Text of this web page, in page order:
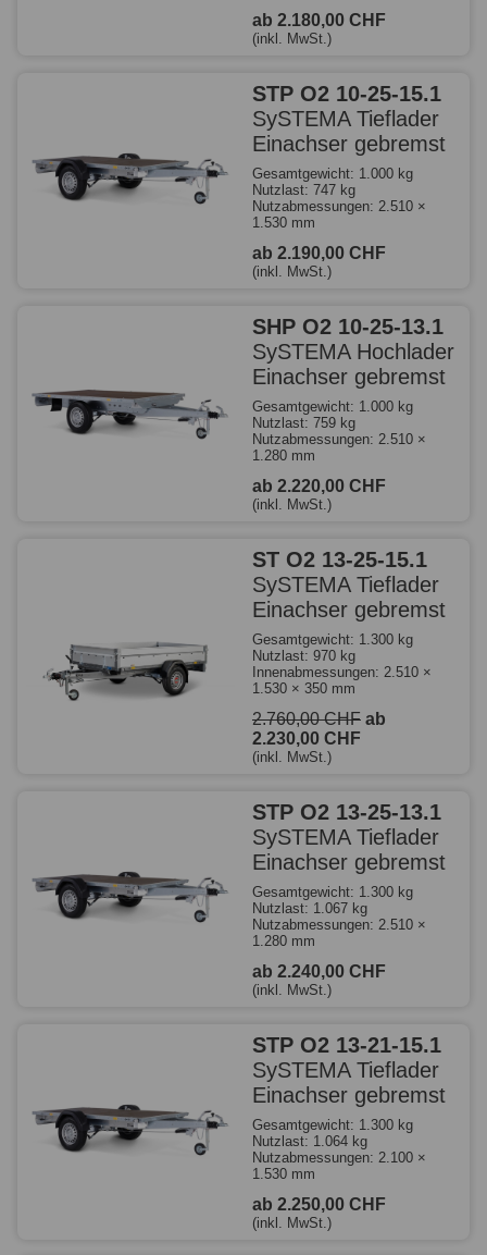
ab 2.180,00 CHF
(inkl. MwSt.)
STP O2 10-25-15.1
SySTEMA Tieflader
Einachser gebremst
Gesamtgewicht: 1.000 kg
Nutzlast: 747 kg
Nutzabmessungen: 2.510 ×
1.530 mm
ab 2.190,00 CHF
(inkl. MwSt.)
SHP O2 10-25-13.1
SySTEMA Hochlader
Einachser gebremst
Gesamtgewicht: 1.000 kg
Nutzlast: 759 kg
Nutzabmessungen: 2.510 ×
1.280 mm
ab 2.220,00 CHF
(inkl. MwSt.)
ST O2 13-25-15.1
SySTEMA Tieflader
Einachser gebremst
Gesamtgewicht: 1.300 kg
Nutzlast: 970 kg
Innenabmessungen: 2.510 ×
1.530 × 350 mm
2.760,00 CHF ab
2.230,00 CHF
(inkl. MwSt.)
STP O2 13-25-13.1
SySTEMA Tieflader
Einachser gebremst
Gesamtgewicht: 1.300 kg
Nutzlast: 1.067 kg
Nutzabmessungen: 2.510 ×
1.280 mm
ab 2.240,00 CHF
(inkl. MwSt.)
STP O2 13-21-15.1
SySTEMA Tieflader
Einachser gebremst
Gesamtgewicht: 1.300 kg
Nutzlast: 1.064 kg
Nutzabmessungen: 2.100 ×
1.530 mm
ab 2.250,00 CHF
(inkl. MwSt.)